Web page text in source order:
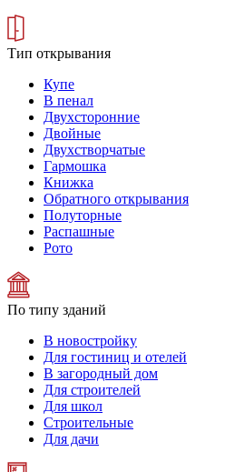
Тип открывания
Купе
В пенал
Двухсторонние
Двойные
Двухстворчатые
Гармошка
Книжка
Обратного открывания
Полуторные
Распашные
Рото
По типу зданий
В новостройку
Для гостиниц и отелей
В загородный дом
Для строителей
Для школ
Строительные
Для дачи